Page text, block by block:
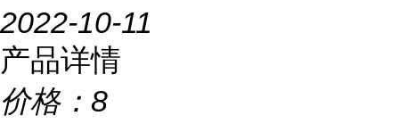
2022-10-11
产品详情
价格： 8